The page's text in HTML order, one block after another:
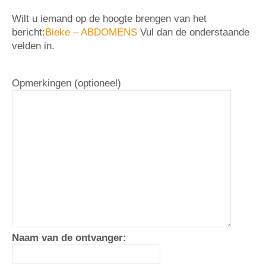
Wilt u iemand op de hoogte brengen van het
bericht:Bieke – ABDOMENS Vul dan de onderstaande
velden in.
Opmerkingen (optioneel)
Naam van de ontvanger: